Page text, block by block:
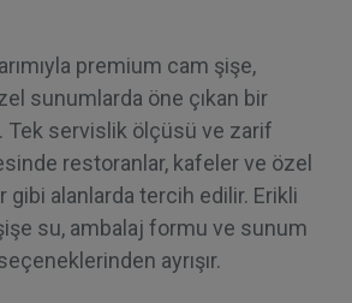
premium cam şişe,
sunumlarda öne çıkan bir
Tek servislik ölçüsü ve zarif
restoranlar, kafeler ve özel
gibi alanlarda tercih edilir. Erikli
su, ambalaj formu ve sunum
ayrışır.